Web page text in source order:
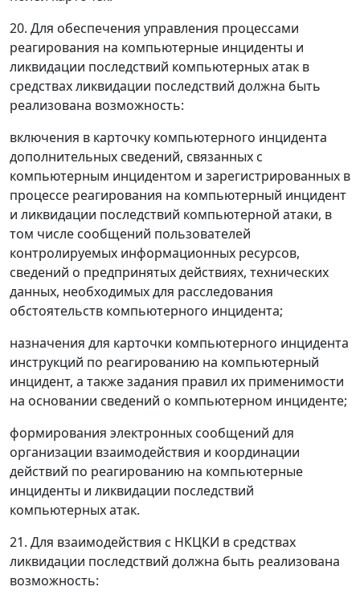
20. Для обеспечения управления процессами
реагирования на компьютерные инциденты и
ликвидации последствий компьютерных атак в
средствах ликвидации последствий должна быть
реализована возможность:
включения в карточку компьютерного инцидента
дополнительных сведений, связанных с
компьютерным инцидентом и зарегистрированных в
процессе реагирования на компьютерный инцидент
и ликвидации последствий компьютерной атаки, в
том числе сообщений пользователей
контролируемых информационных ресурсов,
сведений о предпринятых действиях, технических
данных, необходимых для расследования
обстоятельств компьютерного инцидента;
назначения для карточки компьютерного инцидента
инструкций по реагированию на компьютерный
инцидент, а также задания правил их применимости
на основании сведений о компьютерном инциденте;
формирования электронных сообщений для
организации взаимодействия и координации
действий по реагированию на компьютерные
инциденты и ликвидации последствий
компьютерных атак.
21. Для взаимодействия с НКЦКИ в средствах
ликвидации последствий должна быть реализована
возможность: